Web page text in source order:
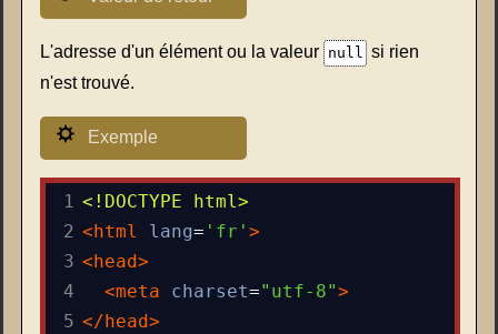
L'adresse d'un élément ou la valeur null
si rien
n'est trouvé.
Exemple
1 <!DOCTYPE html>
2 < html lang= 'fr' >
3 < head>
4
<meta charset="utf-8">
5 </ head>